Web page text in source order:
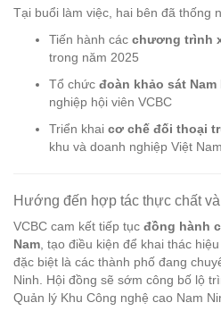
Tại buổi làm việc, hai bên đã thống
Tiến hành các chương trình
trong năm 2025
Tổ chức đoàn khảo sát Nam
nghiệp hội viên VCBC
Triển khai cơ chế đối thoại
khu và doanh nghiệp Việt Nam
Hướng đến hợp tác thực chất
VCBC cam kết tiếp tục đồng hành
Nam , tạo điều kiện để khai thác
đặc biệt là các thành phố đang
Ninh. Hội đồng sẽ sớm công bố lộ
Quản lý Khu Công nghệ cao Nam